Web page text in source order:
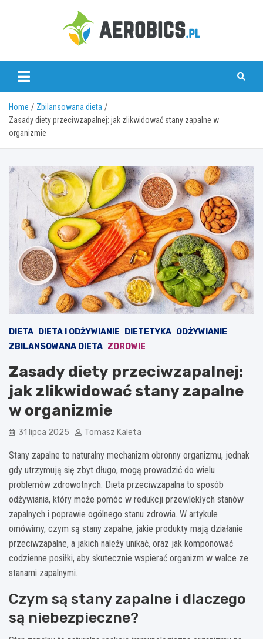
aerobics.pl
Home
Zbilansowana dieta
Zasady diety przeciwzapalnej: jak zlikwidować stany zapalne w
organizmie
DIETA DIETA I ODŻYWIANIE DIETETYKA ODŻYWIANIE
ZBILANSOWANA DIETA ZDROWIE
Zasady diety przeciwzapalnej:
jak zlikwidować stany zapalne
w organizmie
31 lipca 2025 Tomasz Kaleta
Stany zapalne to naturalny mechanizm obronny organizmu, jednak
gdy utrzymują się zbyt długo, mogą prowadzić do wielu
problemów zdrowotnych. Dieta przeciwzapalna to sposób
odżywiania, który może pomóc w redukcji przewlekłych stanów
zapalnych i poprawie ogólnego stanu zdrowia. W artykule
omówimy, czym są stany zapalne, jakie produkty mają działanie
przeciwzapalne, a jakich należy unikać, oraz jak komponować
codzienne posiłki, aby skutecznie wspierać organizm w walce ze
stanami zapalnymi.
Czym są stany zapalne i dlaczego
są niebezpieczne?